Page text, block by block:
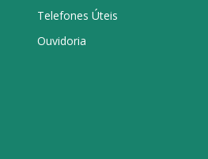
Telefones Úteis
Ouvidoria